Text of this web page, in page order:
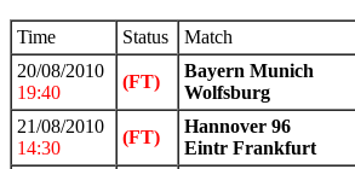
Time Status Match
20/08/2010
19:40
(FT)
Bayern Munich
Wolfsburg
21/08/2010
14:30
(FT)
Hannover 96
Eintr Frankfurt